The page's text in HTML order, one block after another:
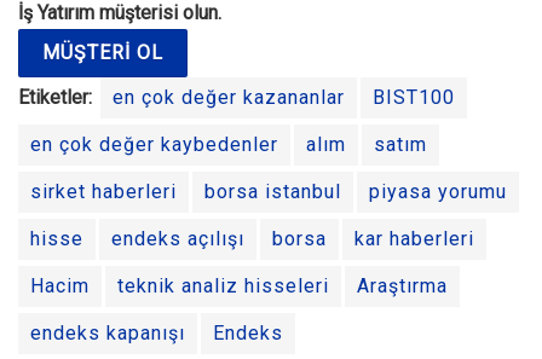
İş Yatırım müşterisi olun.
MÜŞTERI OL
Etiketler:
en çok değer kazananlar BIST100
en çok değer kaybedenler alım satım
sirket haberleri borsa istanbul piyasa yorumu
hisse endeks açılışı borsa kar haberleri
Hacim teknik analiz hisseleri Araştırma
endeks kapanışı Endeks